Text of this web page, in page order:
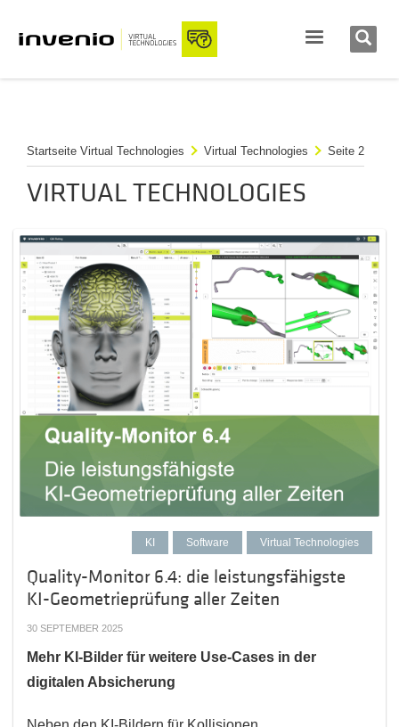
Startseite Virtual Technologies Virtual Technologies Seite 2
VIRTUAL TECHNOLOGIES
KI Software Virtual Technologies
Quality-Monitor 6.4: die leistungsfähigste
KI-Geometrieprüfung aller Zeiten
30 SEPTEMBER 2025
Mehr KI-Bilder für weitere Use-Cases in der
digitalen Absicherung